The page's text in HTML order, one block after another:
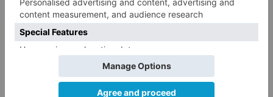
3
Un libro rescata la historia y
memoria del pueblo burgalés de